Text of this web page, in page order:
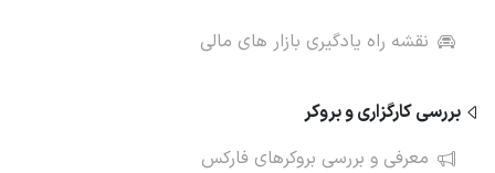
نقشه راه یادگیری بازار های مالی
بررسی کارگزاری و بروکر
معرفی و بررسی بروکرهای فارکس